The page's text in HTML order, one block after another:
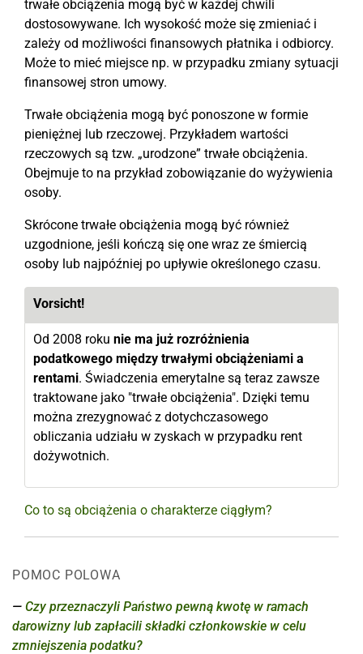
trwałe obciążenia mogą być w każdej chwili
dostosowywane. Ich wysokość może się zmieniać i
zależy od możliwości finansowych płatnika i odbiorcy.
Może to mieć miejsce np. w przypadku zmiany sytuacji
finansowej stron umowy.
Trwałe obciążenia mogą być ponoszone w formie
pieniężnej lub rzeczowej. Przykładem wartości
rzeczowych są tzw. „urodzone” trwałe obciążenia.
Obejmuje to na przykład zobowiązanie do wyżywienia
osoby.
Skrócone trwałe obciążenia mogą być również
uzgodnione, jeśli kończą się one wraz ze śmiercią
osoby lub najpóźniej po upływie określonego czasu.
Vorsicht!
Od 2008 roku nie ma już rozróżnienia
podatkowego między trwałymi obciążeniami a
rentami. Świadczenia emerytalne są teraz zawsze
traktowane jako "trwałe obciążenia". Dzięki temu
można zrezygnować z dotychczasowego
obliczania udziału w zyskach w przypadku rent
dożywotnich.
Co to są obciążenia o charakterze ciągłym?
POMOC POLOWA
Czy przeznaczyli Państwo pewną kwotę w ramach
darowizny lub zapłacili składki członkowskie w celu
zmniejszenia podatku?